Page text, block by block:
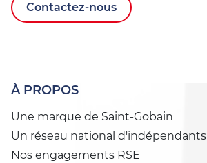
Contactez-nous
À PROPOS
Une marque de Saint-Gobain
Un réseau national d'indépendants
Nos engagements RSE